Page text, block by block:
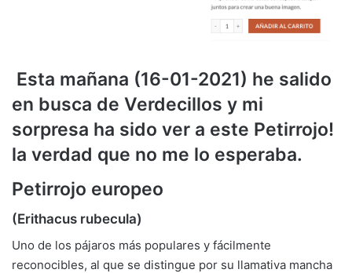
Esta mañana (16-01-2021) he salido
en busca de Verdecillos y mi
sorpresa ha sido ver a este Petirrojo!
la verdad que no me lo esperaba.
Petirrojo europeo
(Erithacus rubecula)
Uno de los pájaros más populares y fácilmente
reconocibles, al que se distingue por su llamativa mancha